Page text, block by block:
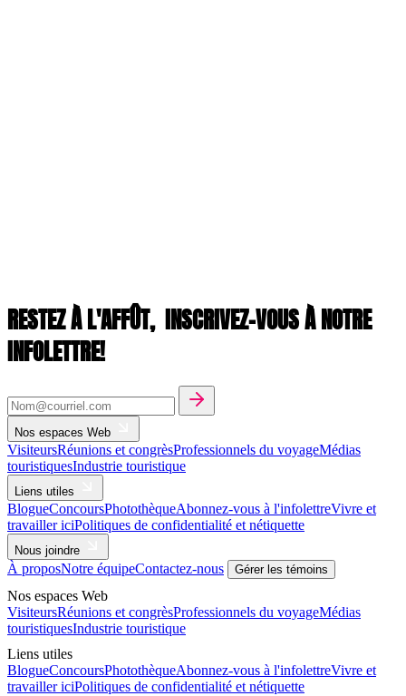
RESTEZ À L'AFFÛT, INSCRIVEZ-VOUS À NOTRE
INFOLETTRE!
Nos espaces Web
VisiteursRéunions et congrèsProfessionnels du voyageMédias
touristiquesIndustrie touristique
Liens utiles
BlogueConcoursPhotothèqueAbonnez-vous à l'infolettreVivre et
travailler iciPolitiques de confidentialité et nétiquette
Nous joindre
À proposNotre équipeContactez-nous Gérer les témoins
Nos espaces Web
VisiteursRéunions et congrèsProfessionnels du voyageMédias
touristiquesIndustrie touristique
Liens utiles
BlogueConcoursPhotothèqueAbonnez-vous à l'infolettreVivre et
travailler iciPolitiques de confidentialité et nétiquette